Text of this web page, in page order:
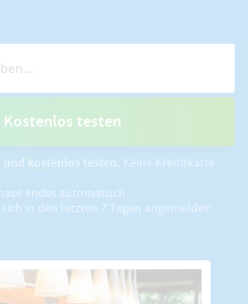
Kostenlos testen
und kostenlos testen. Keine Kreditkarte
endet automatisch.
in den letzten 7 Tagen angemeldet!